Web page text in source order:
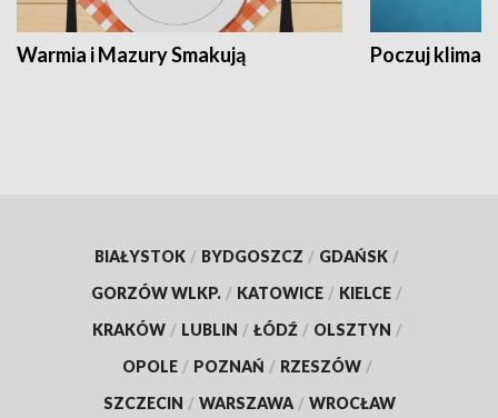
Warmia i Mazury Smakują Poczuj klimat
BIAŁYSTOK / BYDGOSZCZ / GDAŃSK /
GORZÓW WLKP. / KATOWICE / KIELCE /
KRAKÓW / LUBLIN / ŁÓDŹ / OLSZTYN /
OPOLE / POZNAŃ / RZESZÓW /
SZCZECIN / WARSZAWA / WROCŁAW